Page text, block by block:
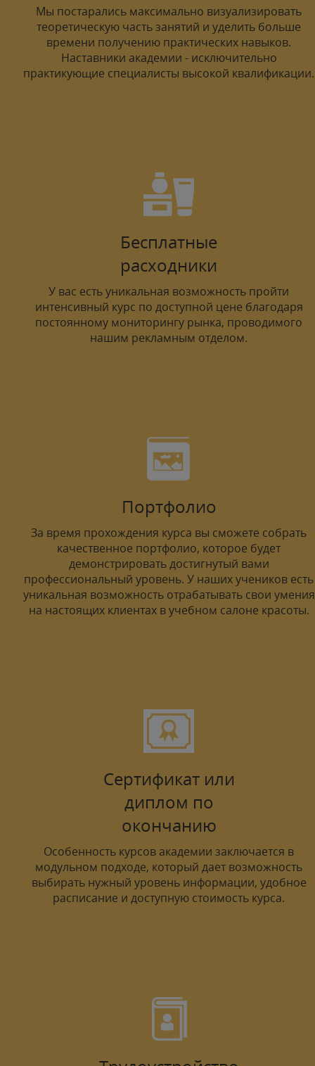
Мы постарались максимально визуализировать
теоретическую часть занятий и уделить больше
времени получению практических навыков.
Наставники академии - исключительно
практикующие специалисты высокой квалификации.
Бесплатные
расходники
У вас есть уникальная возможность пройти
интенсивный курс по доступной цене благодаря
постоянному мониторингу рынка, проводимого
нашим рекламным отделом.
Портфолио
За время прохождения курса вы сможете собрать
качественное портфолио, которое будет
демонстрировать достигнутый вами
профессиональный уровень. У наших учеников есть
уникальная возможность отрабатывать свои умения
на настоящих клиентах в учебном салоне красоты.
Сертификат или
диплом по
окончанию
Особенность курсов академии заключается в
модульном подходе, который дает возможность
выбирать нужный уровень информации, удобное
расписание и доступную стоимость курса.